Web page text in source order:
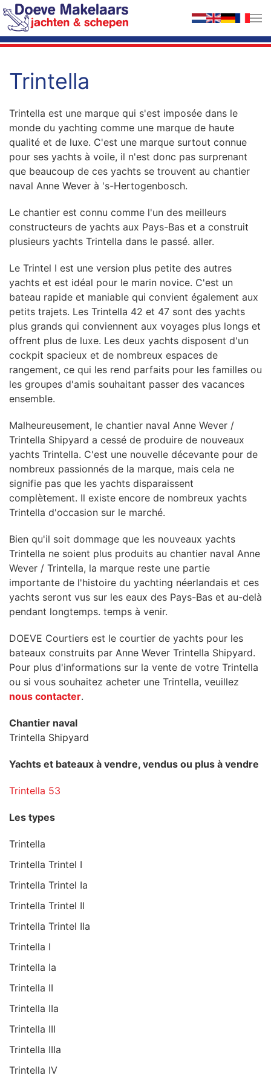
Accéder au contenu principal
Trintella
Trintella est une marque qui s'est imposée dans le
monde du yachting comme une marque de haute
qualité et de luxe. C'est une marque surtout connue
pour ses yachts à voile, il n'est donc pas surprenant
que beaucoup de ces yachts se trouvent au chantier
naval Anne Wever à 's-Hertogenbosch.
Le chantier est connu comme l'un des meilleurs
constructeurs de yachts aux Pays-Bas et a construit
plusieurs yachts Trintella dans le passé. aller.
Le Trintel I est une version plus petite des autres
yachts et est idéal pour le marin novice. C'est un
bateau rapide et maniable qui convient également aux
petits trajets. Les Trintella 42 et 47 sont des yachts
plus grands qui conviennent aux voyages plus longs et
offrent plus de luxe. Les deux yachts disposent d'un
cockpit spacieux et de nombreux espaces de
rangement, ce qui les rend parfaits pour les familles ou
les groupes d'amis souhaitant passer des vacances
ensemble.
Malheureusement, le chantier naval Anne Wever /
Trintella Shipyard a cessé de produire de nouveaux
yachts Trintella. C'est une nouvelle décevante pour de
nombreux passionnés de la marque, mais cela ne
signifie pas que les yachts disparaissent
complètement. Il existe encore de nombreux yachts
Trintella d'occasion sur le marché.
Bien qu'il soit dommage que les nouveaux yachts
Trintella ne soient plus produits au chantier naval Anne
Wever / Trintella, la marque reste une partie
importante de l'histoire du yachting néerlandais et ces
yachts seront vus sur les eaux des Pays-Bas et au-delà
pendant longtemps. temps à venir.
DOEVE Courtiers est le courtier de yachts pour les
bateaux construits par Anne Wever Trintella Shipyard.
Pour plus d'informations sur la vente de votre Trintella
ou si vous souhaitez acheter une Trintella, veuillez
nous contacter.
Chantier naval
Trintella Shipyard
Yachts et bateaux à vendre, vendus ou plus à vendre
Trintella 53
Les types
Trintella
Trintella Trintel I
Trintella Trintel Ia
Trintella Trintel II
Trintella Trintel IIa
Trintella I
Trintella Ia
Trintella II
Trintella IIa
Trintella III
Trintella IIIa
Trintella IV